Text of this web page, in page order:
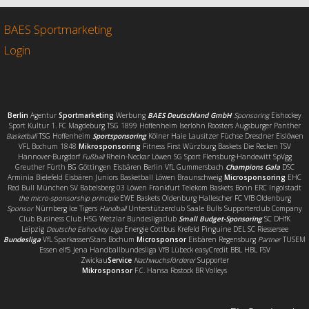
o
k
r
BAES Sportmarketing
Login
Berlin Agentur Sportmarketing Werbung BAES Deutschland GmbH SponsoringEishockey
Sport Kultur 1. FC Magdeburg TSG 1899 Hoffenheim Iserlohn Roosters Augsburger Panther
BasketballTSG Hoffenheim SportsponsoringKölner Haie Lausitzer Füchse Dresdner Eislöwen
VFL Bochum 1848 Mikrosponsoring Fitness First Würzburg Baskets Die Recken TSV
Hannover-Burgdorf FußballRhein-Neckar Löwen SG Sport Flensburg-Handewitt SpVgg
Greuther Fürth BG Göttingen Eisbären Berlin VfL Gummersbach Champions GalaDSC
Arminia Bielefeld Eisbären Juniors Basketball Löwen Braunschweig Microsponsoring EHC
Red Bull München SV Babelsberg 03 Löwen Frankfurt Telekom Baskets Bonn ERC Ingolstadt
the micro-sponsorship principleEWE Baskets Oldenburg Hallescher FC VfB Oldenburg
SponsorNürnberg Ice Tigers HandballUnterstützerclub Saale Bulls Supporterclub Company
Club Business Club HSG Wetzlar Bundesligaclub Small Budget-SponsoringSC DHfK
Leipzig Deutsche Eishockey LigaEnergie Cottbus Krefeld Pinguine DEL SC Riessersee
Bundesliga VfL SparkassenStars Bochum MicrosponsorEisbären Regensburg PartnerTUSEM
Essen elf5 Jena Handballbundesliga VfB Lübeck easyCredit BBL HBL FSV
ZwickauService NachwuchsfördererSupporter
MikrosponsorF.C. Hansa Rostock BR Volleys